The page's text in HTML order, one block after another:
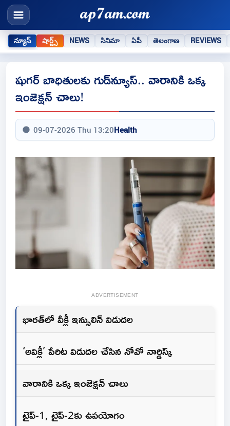
న్యూస్ షార్ట్స్ NEWS సినిమా ఏపీ తెలంగాణ REVIEWS
షుగర్‌ బాధితులకు గుడ్‌న్యూస్‌.. వారానికి ఒక్క
ఇంజెక్షన్‌ చాలు!
09-07-2026 Thu 13:20Health
ADVERTISEMENT
భారత్‌లో వీక్లీ ఇన్సులిన్‌ విడుదల
‘అవిక్లీ’ పేరిట విడుదల చేసిన నోవో నార్డిస్క్‌
వారానికి ఒక్క ఇంజెక్షన్‌ చాలు
టైప్‌-1, టైప్‌-2కు ఉపయోగం